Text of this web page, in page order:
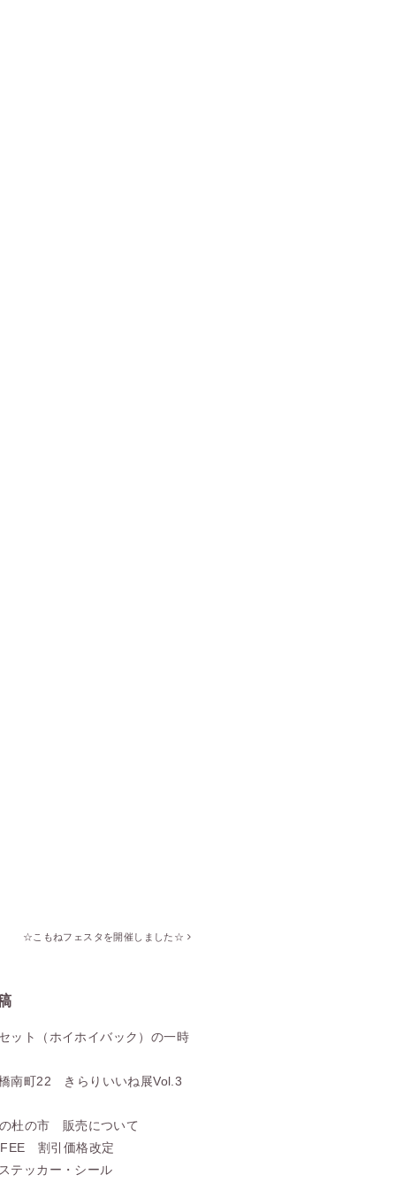
☆こもねフェスタを開催しました☆
ット（ホイホイバック）の一時
南町22 きらりいいね展Vol.3
杜の市 販売について
割引価格改定
テッカー・シール